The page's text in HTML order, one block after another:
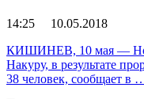
14:25 10.05.2018
КИШИНЕВ, 10 мая —
Накуру, в результате
38 человек, сообщает в